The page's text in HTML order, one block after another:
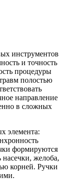
инструментов
и точность
процедуры
полостью
направление
в сложных
элемента:
формируются
желоба,
корней. Ручки